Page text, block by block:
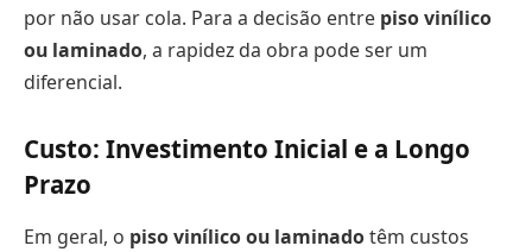
por não usar cola. Para a decisão entre piso vinílico
ou laminado, a rapidez da obra pode ser um
diferencial.
Custo: Investimento Inicial e a Longo
Prazo
Em geral, o piso vinílico ou laminadotêm custos